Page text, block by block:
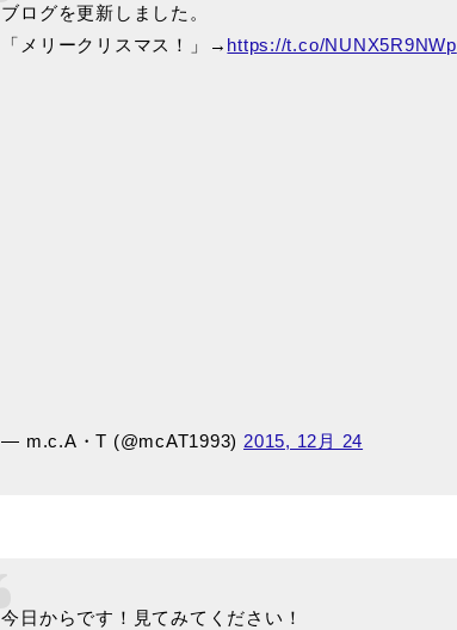
ブログを更新しました。
「メリークリスマス！」→ https://t.co/NUNX5R9NWp
— m.c.A・T (@mcAT1993) 2015, 12月 24
今日からです！見てみてください！